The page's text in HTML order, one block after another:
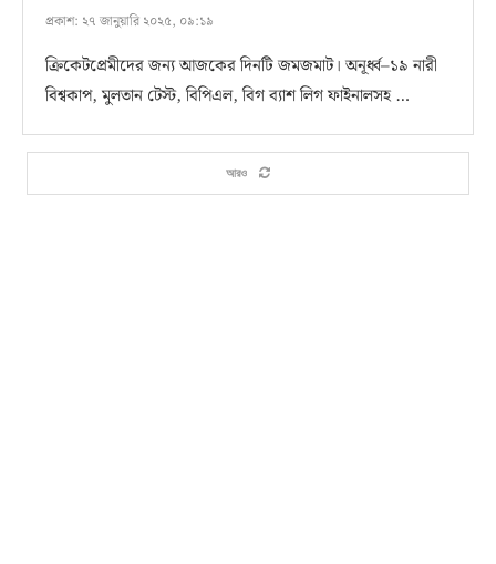
প্রকাশ: ২৭ জানুয়ারি ২০২৫, ০৯:১৯
ক্রিকেটপ্রেমীদের জন্য আজকের দিনটি জমজমাট। অনূর্ধ্ব–১৯ নারী
বিশ্বকাপ, মুলতান টেস্ট, বিপিএল, বিগ ব্যাশ লিগ ফাইনালসহ …
আরও